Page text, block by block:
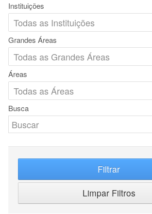
Instituições
Grandes Áreas
Áreas
Busca
Filtrar
Limpar Filtros